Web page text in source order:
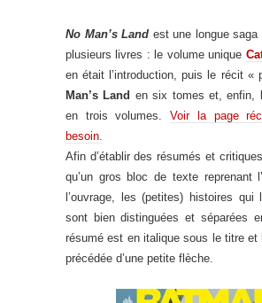
No Man’s Land est une longue saga
plusieurs livres : le volume unique
en était l’introduction, puis le récit «
Man’s Land en six tomes et, enfin,
en trois volumes.Voir la page
besoin.
Afin d’établir des résumés et
qu’un gros bloc de texte reprenant
l’ouvrage, les (petites) histoires qui
sont bien distinguées et séparées
résumé est en italique sous le titre et
précédée d’une petite flèche.